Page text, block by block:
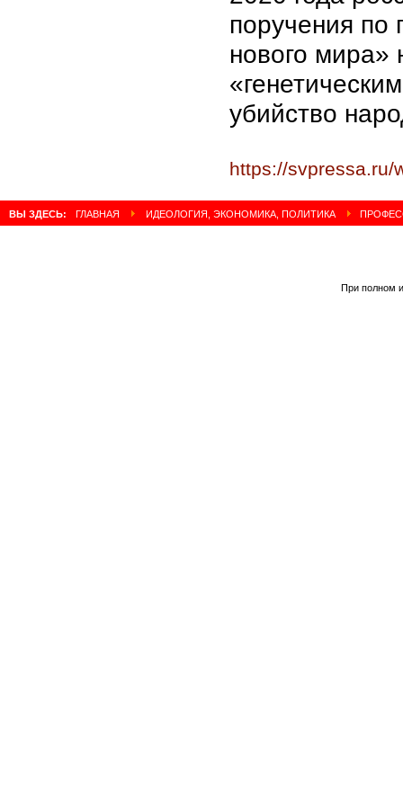
поручения по
нового мира»
убийство
https://svpressa.ru/
ВЫ ЗДЕСЬ: ГЛАВНАЯ ИДЕОЛОГИЯ, ЭКОНОМИКА, ПОЛИТИКА
При полном